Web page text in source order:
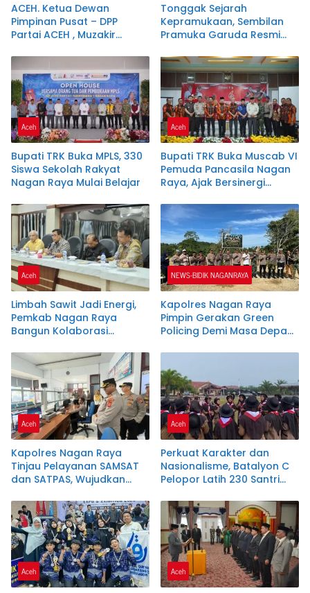
ACEH. Ketua Dewan
Pimpinan Pusat – DPP
Partai ACEH , Muzakir
merekomendasikan
Samsuar ( WAN Malaya )
PJ Ketua Partai Aceh
kabupaten Nagan Raya .
Tonggak Sejarah
Kepramukaan, Sembilan
Pramuka Garuda Resmi
Aceh
Bupati TRK Buka MPLS, 330
Siswa Sekolah Rakyat
Nagan Raya Mulai Belajar
Aceh
Bupati TRK Buka Muscab VI
Pemuda Pancasila Nagan
Raya, Ajak Bersinergi
Pembangunan Daerah
Aceh
Limbah Sawit Jadi Energi,
Pemkab Nagan Raya
Bangun Kolaborasi
NEWS-BIDIK NAGANRAYA
Kapolres Nagan Raya
Pimpin Gerakan Green
Policing Demi Masa Depan
Aceh
Kapolres Nagan Raya
Tinjau Pelayanan SAMSAT
dan SATPAS, Wujudkan
Melalui Program
Commander Wish Kapolda
Aceh
Aceh
Perkuat Karakter dan
Nasionalisme, Batalyon C
Pelopor Latih 230 Santri
Ikhwah
Aceh Aceh